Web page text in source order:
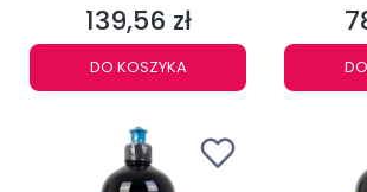
Cena
139,56 zł
DO KOSZYKA